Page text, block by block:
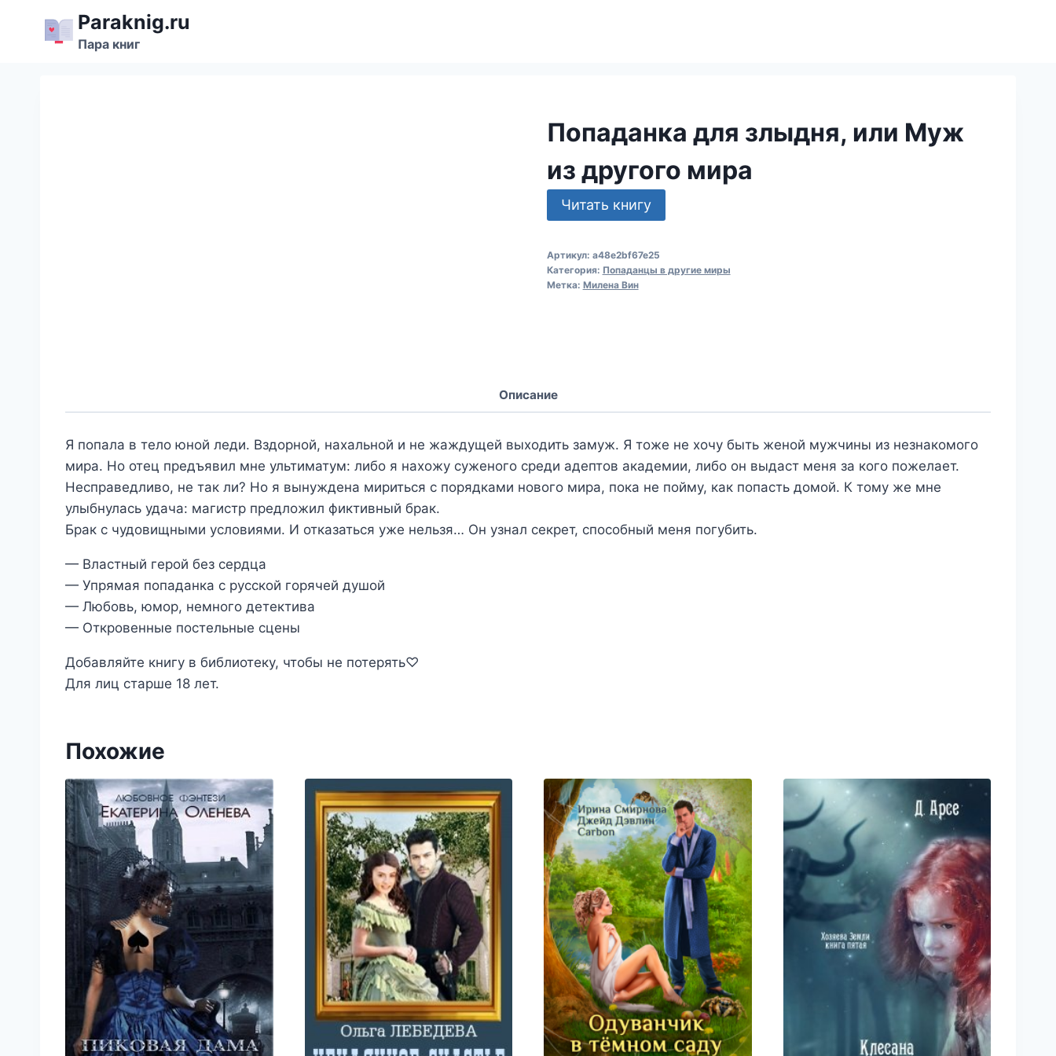
содержимому
Paraknig.ru
Пара книг
Попаданка для злыдня, или Муж
из другого мира
Читать книгу
Артикул: a48e2bf67e25
Категория: Попаданцы в другие миры
Метка: Милена Вин
Описание
Я попала в тело юной леди. Вздорной, нахальной и не жаждущей выходить замуж. Я тоже не хочу быть женой мужчины из незнакомого
мира. Но отец предъявил мне ультиматум: либо я нахожу суженого среди адептов академии, либо он выдаст меня за кого пожелает.
Несправедливо, не так ли? Но я вынуждена мириться с порядками нового мира, пока не пойму, как попасть домой. К тому же мне
улыбнулась удача: магистр предложил фиктивный брак.
Брак с чудовищными условиями. И отказаться уже нельзя… Он узнал секрет, способный меня погубить.
— Властный герой без сердца
— Упрямая попаданка с русской горячей душой
— Любовь, юмор, немного детектива
— Откровенные постельные сцены
Добавляйте книгу в библиотеку, чтобы не потерять♡
Для лиц старше 18 лет.
Похожие